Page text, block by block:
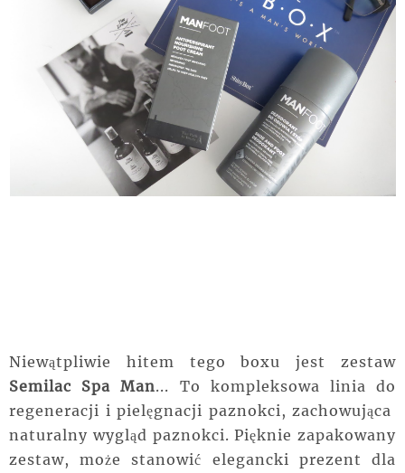
Niewątpliwie hitem tego boxu jest zestaw
Semilac Spa Man... To kompleksowa linia do
regeneracji i pielęgnacji paznokci, zachowująca
naturalny wygląd paznokci. Pięknie zapakowany
zestaw, może stanowić elegancki prezent dla